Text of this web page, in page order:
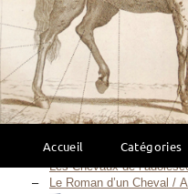
Accueil Catégories
Description scientifique
Les Chevaux de
Le Roman d’un Cheval /